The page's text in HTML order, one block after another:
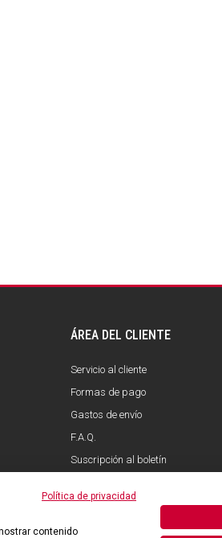
ÁREA DEL CLIENTE
Servicio al cliente
Formas de pago
Gastos de envío
F.A.Q.
Suscripción al boletín
Política de privacidad
contenido